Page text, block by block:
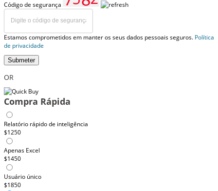
Código de segurança
Estamos comprometidos em manter os seus dados pessoais seguros. Política
de privacidade
Submeter
OR
Compra Rápida
Relatório rápido de inteligência
$1250
Apenas Excel
$1450
Usuário único
$1850